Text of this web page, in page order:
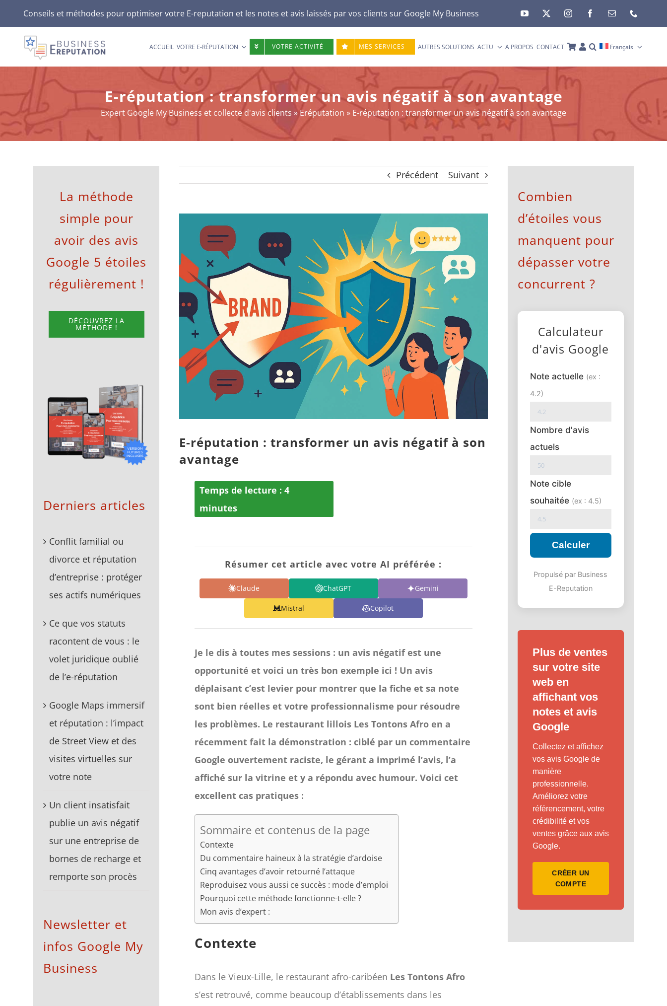
Passer
au
contenu
Conseils et méthodes pour optimiser votre E-reputation et les notes et avis laissés par vos clients sur Google My Business
ACCUEIL VOTRE E-RÉPUTATION VOTRE ACTIVITÉ MES SERVICES AUTRES SOLUTIONS ACTU A PROPOS CONTACT Français
E-réputation : transformer un avis négatif à son avantage
Expert Google My Business et collecte d'avis clients »Eréputation » E-réputation : transformer un avis négatif à son avantage
Précédent Suivant
l'image
agrandie
E-réputation : transformer un avis négatif à son
avantage
Temps de lecture : 4
minutes
Résumer cet article avec votre AI préférée :
Claude ChatGPT Gemini
Mistral Copilot
Je le dis à toutes mes sessions : un avis négatif est une
opportunité et voici un très bon exemple ici ! Un avis
déplaisant c’est levier pour montrer que la fiche et sa note
sont bien réelles et votre professionnalisme pour résoudre
les problèmes. Le restaurant lillois Les Tontons Afro en a
récemment fait la démonstration : ciblé par un commentaire
Google ouvertement raciste, le gérant a imprimé l’avis, l’a
affiché sur la vitrine et y a répondu avec humour. Voici cet
excellent cas pratiques :
Sommaire et contenus de la page
Contexte
Du commentaire haineux à la stratégie d’ardoise
Cinq avantages d’avoir retourné l’attaque
Reproduisez vous aussi ce succès : mode d’emploi
Pourquoi cette méthode fonctionne-t-elle ?
Mon avis d’expert :
Contexte
Dans le Vieux-Lille, le restaurant afro-caribéen Les Tontons Afro
s’est retrouvé, comme beaucoup d’établissements dans les
La méthode
simple pour
avoir des avis
Google 5 étoiles
régulièrement !
DÉCOUVREZ LA
MÉTHODE !
Derniers articles
Conflit familial ou
divorce et réputation
d’entreprise : protéger
ses actifs numériques
Ce que vos statuts
racontent de vous : le
volet juridique oublié
de l’e-réputation
Google Maps immersif
et réputation : l’impact
de Street View et des
visites virtuelles sur
votre note
Un client insatisfait
publie un avis négatif
sur une entreprise de
bornes de recharge et
remporte son procès
Newsletter et
infos Google My
Business
Combien
d’étoiles vous
manquent pour
dépasser votre
concurrent ?
Calculateur
d'avis Google
Note actuelle (ex :
4.2)
Nombre d'avis
actuels
Note cible
souhaitée (ex : 4.5)
Calculer
Propulsé par Business
E-Reputation
Plus de ventes
sur votre site
web en
affichant vos
notes et avis
Google
Collectez et affichez
vos avis Google de
manière
professionnelle.
Améliorez votre
référencement, votre
crédibilité et vos
ventes grâce aux avis
Google.
CRÉER UN
COMPTE